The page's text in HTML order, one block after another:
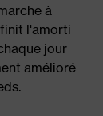
à
l'amorti
jour
amélioré